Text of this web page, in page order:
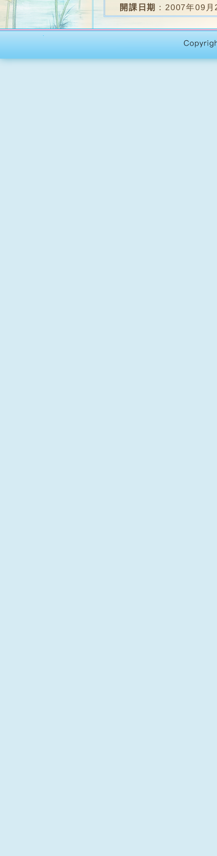
開課日期 ：2007年09月
約32堂